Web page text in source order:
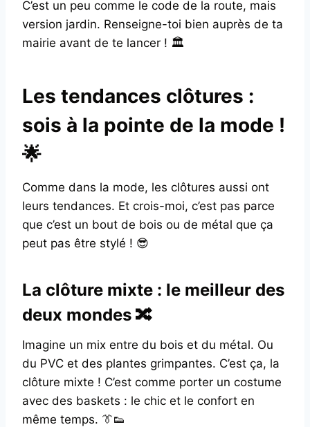
C’est un peu comme le code de la route, mais
version jardin. Renseigne-toi bien auprès de ta
mairie avant de te lancer ! 🏛️
Les tendances clôtures :
sois à la pointe de la mode !
🌟
Comme dans la mode, les clôtures aussi ont
leurs tendances. Et crois-moi, c’est pas parce
que c’est un bout de bois ou de métal que ça
peut pas être stylé ! 😎
La clôture mixte : le meilleur des
deux mondes 🔀
Imagine un mix entre du bois et du métal. Ou
du PVC et des plantes grimpantes. C’est ça, la
clôture mixte ! C’est comme porter un costume
avec des baskets : le chic et le confort en
même temps. 👔👟